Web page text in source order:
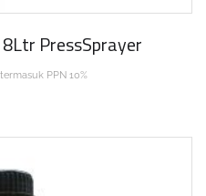
PressSprayer
termasuk PPN 10%